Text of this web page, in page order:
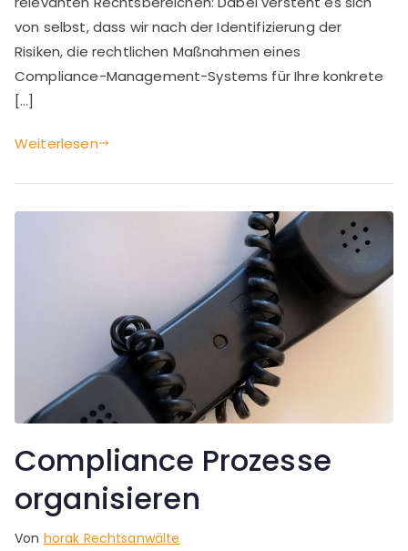
von selbst, dass wir nach der Identifizierung der
Risiken, die rechtlichen Maßnahmen eines
Compliance-Management-Systems für Ihre konkrete
[…]
Weiterlesen
Compliance Prozesse
organisieren
Von horak Rechtsanwälte